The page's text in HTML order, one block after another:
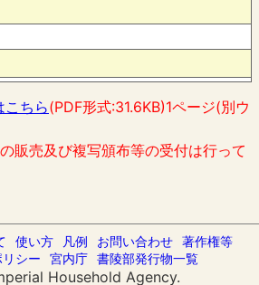
こちら(PDF形式:31.6KB)1ページ(別ウ
販売及び複写頒布等の受付は行って
使い方 凡例 お問い合わせ 著作権等
シー
宮内庁 書陵部発行物一覧
Household Agency.